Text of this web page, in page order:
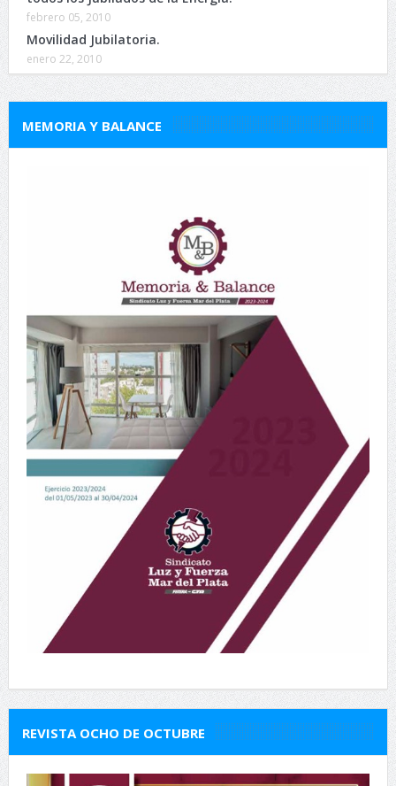
febrero 05, 2010
Movilidad Jubilatoria.
enero 22, 2010
MEMORIA Y BALANCE
REVISTA OCHO DE OCTUBRE